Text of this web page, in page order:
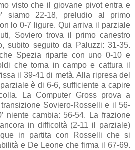
visto che il giovane pivot entra e
siamo 22-18, preludio al primo
lo 0-7 ligure. Qui arriva il parziale
Soviero trova il primo canestro
subito seguito da Paluzzi: 31-35.
Spezia riparte con uno 0-10 e
che torna in campo e cattura il
il 39-41 di metà. Alla ripresa del
è di 6-6, sufficiente a capire
La Computer Gross prova a
Soviero-Rosselli e il 56-
niente cambia: 56-54. La frazione
in difficoltà (2-11 il parziale)
in partita con Rosselli che si
e De Leone che firma il 67-69.